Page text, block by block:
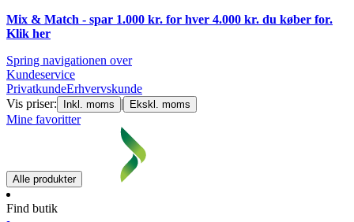
Mix & Match - spar 1.000 kr. for hver 4.000 kr. du køber for.
Klik her
Spring navigationen over
Kundeservice
PrivatkundeErhvervskunde
Vis priser:
Inkl. moms | Ekskl. moms
Mine favoritter
Alle produkter
Find butik